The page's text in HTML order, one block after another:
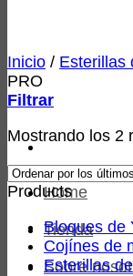
Home
Tienda
Sobre
Inicio / Esterillas
PRO
Filtrar
Mostrando los 2
Products
Bloques de
Cojínes de
Esterillas